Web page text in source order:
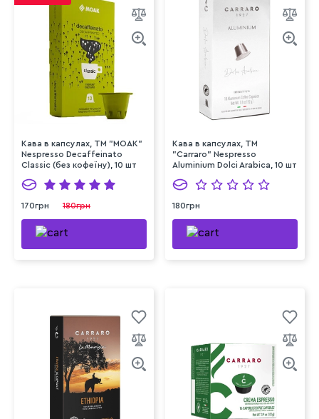
Кава в капсулах, ТМ "MOAK"
Nespresso Decaffeinato
Classic (без кофеїну), 10 шт
170грн 180грн
Кава в капсулах, ТМ
"Carraro" Nespresso
Aluminium Dolci Arabica, 10 шт
180грн